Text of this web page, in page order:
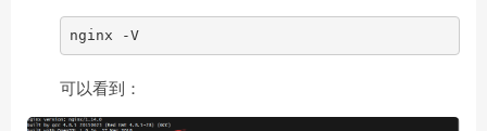
nginx -V
可以看到：